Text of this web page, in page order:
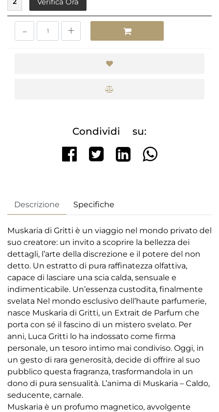
Condividi su:
Share on Facebook
TweetShare on
Descrizione Specifiche
Muskaria di Gritti è un viaggio nel mondo privato del
suo creatore: un invito a scoprire la bellezza dei
dettagli, l’arte della discrezione e il potere del non
detto. Un estratto di pura raffinatezza olfattiva,
capace di lasciare una scia calda, sensuale e
indimenticabile. Un’essenza custodita, finalmente
svelata Nel mondo esclusivo dell’haute parfumerie,
nasce Muskaria di Gritti, un Extrait de Parfum che
porta con sé il fascino di un mistero svelato. Per
anni, Luca Gritti lo ha indossato come firma
personale, un tesoro intimo mai condiviso. Oggi, in
un gesto di rara generosità, decide di offrire al suo
pubblico questa fragranza, trasformandola in un
dono di pura sensualità. L’anima di Muskaria – Caldo,
seducente, carnale.
Muskaria è un profumo magnetico, avvolgente